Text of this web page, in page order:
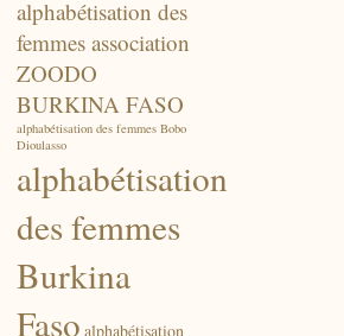
alphabétisation des
femmes association
ZOODO
BURKINA FASO
alphabétisation des femmes Bobo
Dioulasso
alphabétisation
des femmes
Burkina
Faso alphabétisation